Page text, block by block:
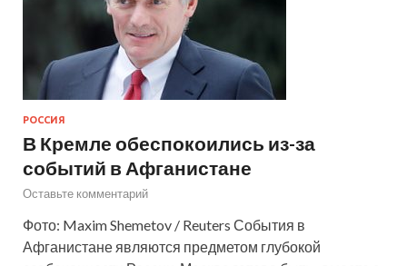
РОССИЯ
В Кремле обеспокоились из-за
событий в Афганистане
Оставьте комментарий
Фото: Maxim Shemetov / Reuters События в
Афганистане являются предметом глубокой